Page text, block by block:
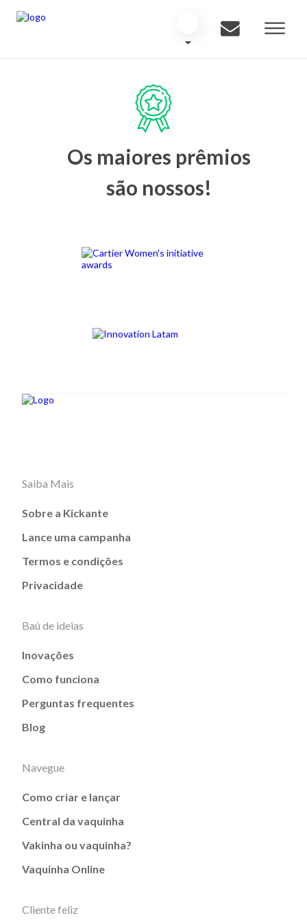
Os maiores prêmios
são nossos!
Saiba Mais
Sobre a Kickante
Lance uma campanha
Termos e condições
Privacidade
Baú de ideias
Inovações
Como funciona
Perguntas frequentes
Blog
Navegue
Como criar e lançar
Central da vaquinha
Vakinha ou vaquinha?
Vaquinha Online
Cliente feliz